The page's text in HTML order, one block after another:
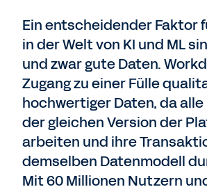
Ein entscheidender Faktor
in der Welt von KI und ML
und zwar gute Daten.
Zugang zu einer Fülle
hochwertiger Daten, da
der gleichen Version der
arbeiten und ihre
demselben Datenmodell
Mit 60 Millionen Nutzern